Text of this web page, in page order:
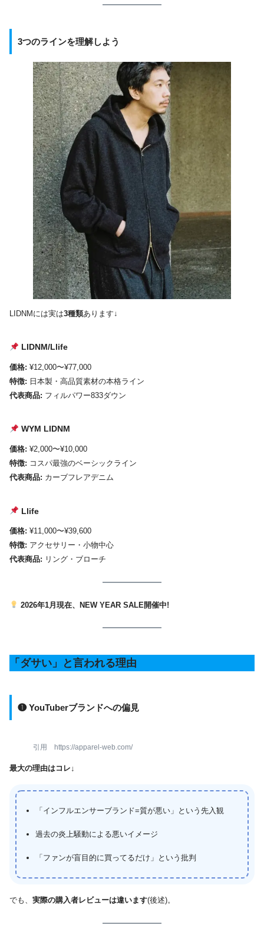
3つのラインを理解しよう
LIDNMには実は3種類あります↓
LIDNM/Llife
価格: ¥12,000〜¥77,000
特徴: 日本製・高品質素材の本格ライン
代表商品: フィルパワー833ダウン
WYM LIDNM
価格: ¥2,000〜¥10,000
特徴: コスパ最強のベーシックライン
代表商品: カーブフレアデニム
Llife
価格: ¥11,000〜¥39,600
特徴: アクセサリー・小物中心
代表商品: リング・ブローチ
2026年1月現在、NEW YEAR SALE開催中!
「ダサい」と言われる理由
❶ YouTuberブランドへの偏見
引用 https://apparel-web.com/
最大の理由はコレ↓
「インフルエンサーブランド=質が悪い」という先入観
過去の炎上騒動による悪いイメージ
「ファンが盲目的に買ってるだけ」という批判
でも、 実際の購入者レビューは違います(後述)。